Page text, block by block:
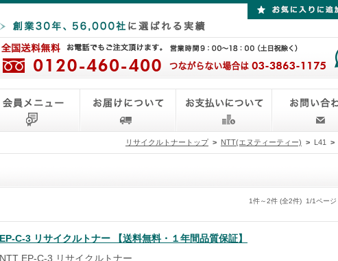
リサイクルトナートップ > NTT(エヌティーティー) > L41 >
1件～2件 (全2件) 1/1ページ
EP-C-3 リサイクルトナー 【送料無料・１年間品質保証】
NTT EP-C-3 リサイクルトナー